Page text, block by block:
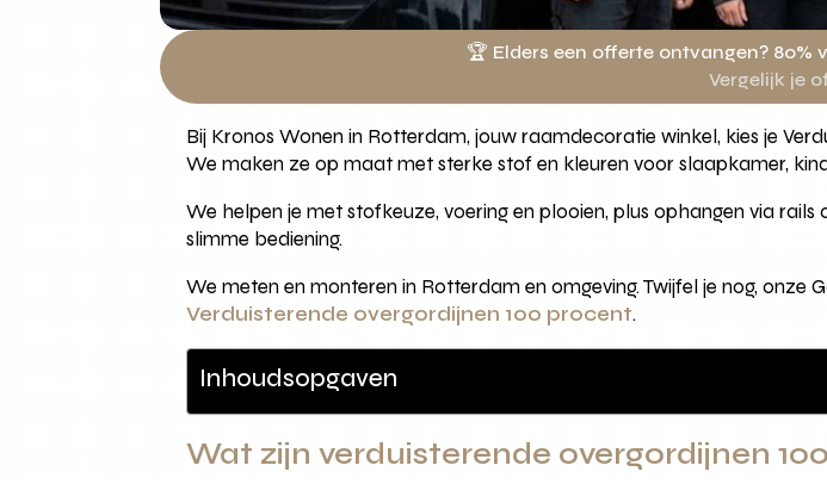
🏆 Elders een offerte ontvangen? 80%
Vergelijk je
Bij Kronos Wonen in Rotterdam, jouw raamdecoratie winkel, kies je
We maken ze op maat met sterke stof en kleuren voor slaapkamer,
We helpen je met stofkeuze, voering en plooien, plus ophangen via
slimme bediening.
We meten en monteren in Rotterdam en omgeving. Twijfel je nog, onze
Verduisterende overgordijnen 100 procent.
Inhoudsopgaven
Wat zijn verduisterende overgordijnen